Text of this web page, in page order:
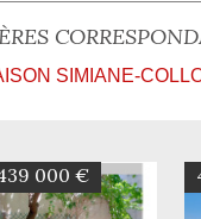
SIMIANE-
000 €